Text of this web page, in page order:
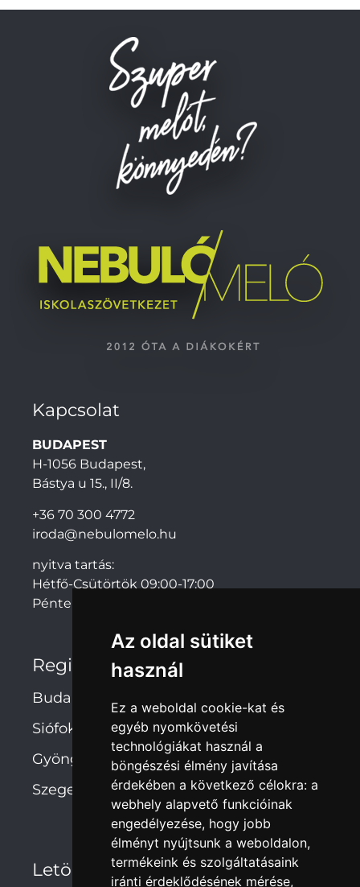
Az oldal sütiket
használ
Ez a weboldal cookie-kat és
egyéb nyomkövetési
technológiákat használ a
böngészési élmény javítása
érdekében a következő célokra: a
webhely alapvető funkcióinak
engedélyezése, hogy jobb
élményt nyújtsunk a weboldalon,
termékeink és szolgáltatásaink
iránti érdeklődésének mérése,
Kapcsolat
BUDAPEST
H-1056 Budapest,
Bástya u 15., II/8.
+36 70 300 4772
iroda@nebulomelo.hu
nyitva tartás:
Hétfő-Csütörtök 09:00-17:00
Péntek: 09:00-14:00
Regionális irodák
Budapest
Siófok
Gyöngyös
Szeged
Letöltések